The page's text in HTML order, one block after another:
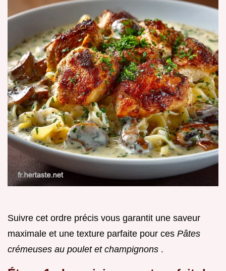
Suivre cet ordre précis vous garantit une saveur
maximale et une texture parfaite pour ces Pâtes
crémeuses au poulet et champignons .